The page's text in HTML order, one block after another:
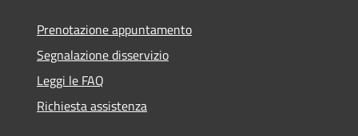
Prenotazione appuntamento
Segnalazione disservizio
Leggi le FAQ
Richiesta assistenza